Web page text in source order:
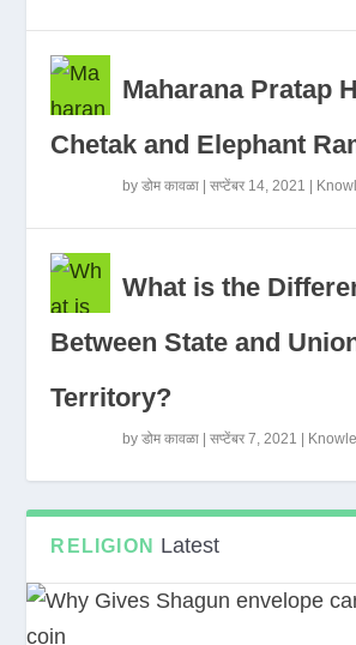
Maharana Pratap
Chetak and Elephant
byडोम कावळा |सप्टेंबर 14, 2021
What is the
Between State and
Territory?
byडोम कावळा |सप्टेंबर 7, 2021
RELIGION Latest